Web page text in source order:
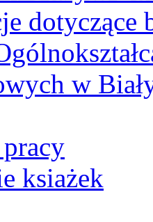
dotyczące
w
ksiażek